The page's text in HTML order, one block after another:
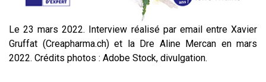
Le 23 mars 2022. Interview réalisé par email entre Xavier
Gruffat (Creapharma.ch) et la Dre Aline Mercan en mars
2022. Crédits photos : Adobe Stock, divulgation.